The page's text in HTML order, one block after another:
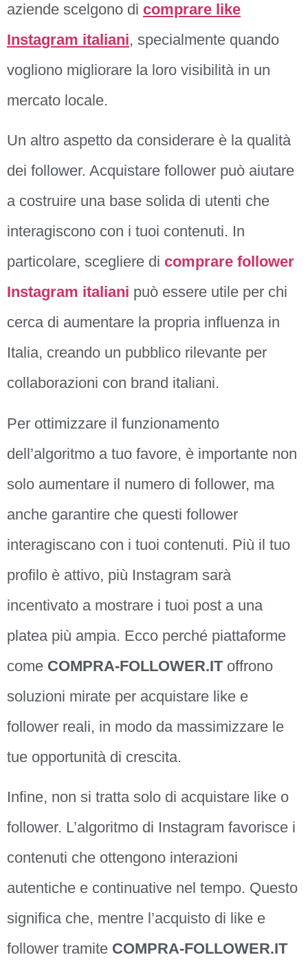
aziende scelgono di comprare like
Instagram italiani, specialmente quando
vogliono migliorare la loro visibilità in un
mercato locale.
Un altro aspetto da considerare è la qualità
dei follower. Acquistare follower può aiutare
a costruire una base solida di utenti che
interagiscono con i tuoi contenuti. In
particolare, scegliere di comprare follower
Instagram italiani può essere utile per chi
cerca di aumentare la propria influenza in
Italia, creando un pubblico rilevante per
collaborazioni con brand italiani.
Per ottimizzare il funzionamento
dell’algoritmo a tuo favore, è importante non
solo aumentare il numero di follower, ma
anche garantire che questi follower
interagiscano con i tuoi contenuti. Più il tuo
profilo è attivo, più Instagram sarà
incentivato a mostrare i tuoi post a una
platea più ampia. Ecco perché piattaforme
come COMPRA-FOLLOWER.IToffrono
soluzioni mirate per acquistare like e
follower reali, in modo da massimizzare le
tue opportunità di crescita.
Infine, non si tratta solo di acquistare like o
follower. L’algoritmo di Instagram favorisce i
contenuti che ottengono interazioni
autentiche e continuative nel tempo. Questo
significa che, mentre l’acquisto di like e
follower tramite COMPRA-FOLLOWER.IT